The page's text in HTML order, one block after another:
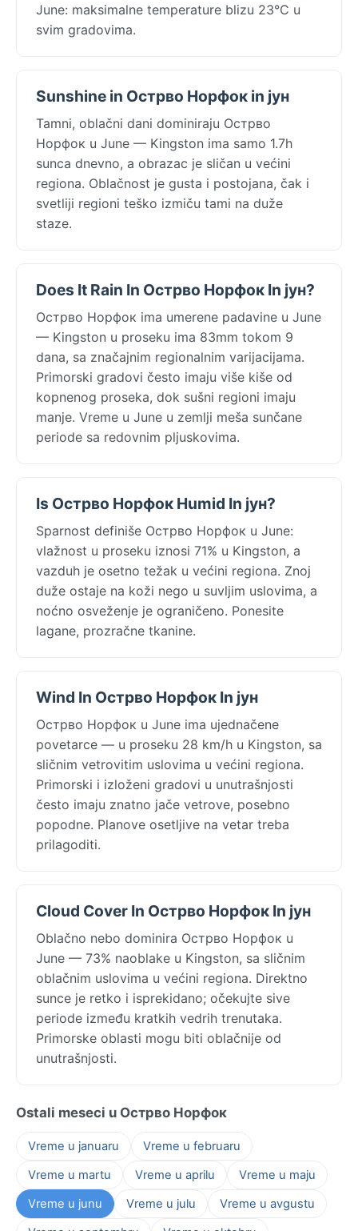
June: maksimalne temperature blizu 23°C u
svim gradovima.
Sunshine in Острво Норфок in јун
Tamni, oblačni dani dominiraju Острво
Норфок u June — Kingston ima samo 1.7h
sunca dnevno, a obrazac je sličan u većini
regiona. Oblačnost je gusta i postojana, čak i
svetliji regioni teško izmiču tami na duže
staze.
Does It Rain In Острво Норфок In јун?
Острво Норфок ima umerene padavine u June
— Kingston u proseku ima 83mm tokom 9
dana, sa značajnim regionalnim varijacijama.
Primorski gradovi često imaju više kiše od
kopnenog proseka, dok sušni regioni imaju
manje. Vreme u June u zemlji meša sunčane
periode sa redovnim pljuskovima.
Is Острво Норфок Humid In јун?
Sparnost definiše Острво Норфок u June:
vlažnost u proseku iznosi 71% u Kingston, a
vazduh je osetno težak u većini regiona. Znoj
duže ostaje na koži nego u suvljim uslovima, a
noćno osveženje je ograničeno. Ponesite
lagane, prozračne tkanine.
Wind In Острво Норфок In јун
Острво Норфок u June ima ujednačene
povetarce — u proseku 28 km/h u Kingston, sa
sličnim vetrovitim uslovima u većini regiona.
Primorski i izloženi gradovi u unutrašnjosti
često imaju znatno jače vetrove, posebno
popodne. Planove osetljive na vetar treba
prilagoditi.
Cloud Cover In Острво Норфок In јун
Oblačno nebo dominira Острво Норфок u
June — 73% naoblake u Kingston, sa sličnim
oblačnim uslovima u većini regiona. Direktno
sunce je retko i isprekidano; očekujte sive
periode između kratkih vedrih trenutaka.
Primorske oblasti mogu biti oblačnije od
unutrašnjosti.
Ostali meseci u Острво Норфок
Vreme u januaru
Vreme u februaru
Vreme u martu
Vreme u aprilu
Vreme u maju
Vreme u junu
Vreme u julu
Vreme u avgustu